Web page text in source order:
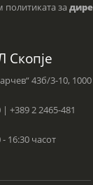
политиката за
Скопје
43б/3-10,
+389 2 2465-481
16:30 часот